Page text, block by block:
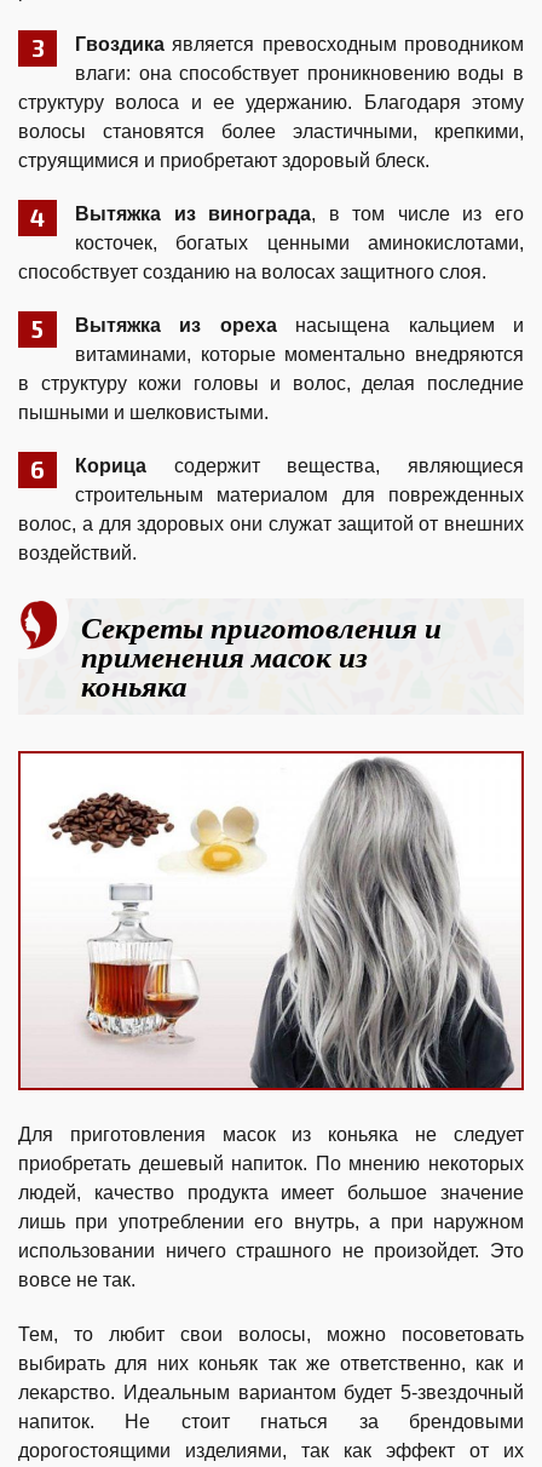
Гвоздика является превосходным проводником
влаги: она способствует проникновению воды в
структуру волоса и ее удержанию. Благодаря этому
волосы становятся более эластичными, крепкими,
струящимися и приобретают здоровый блеск.
Вытяжка из винограда, в том числе из его
косточек, богатых ценными аминокислотами,
способствует созданию на волосах защитного слоя.
Вытяжка из ореха
насыщена кальцием и
витаминами, которые моментально внедряются
в структуру кожи головы и волос, делая последние
пышными и шелковистыми.
Корица
содержит вещества, являющиеся
строительным материалом для поврежденных
волос, а для здоровых они служат защитой от внешних
воздействий.
Секреты приготовления и
применения масок из
коньяка
Для приготовления масок из коньяка не следует
приобретать дешевый напиток. По мнению некоторых
людей, качество продукта имеет большое значение
лишь при употреблении его внутрь, а при наружном
использовании ничего страшного не произойдет. Это
вовсе не так.
Тем, то любит свои волосы, можно посоветовать
выбирать для них коньяк так же ответственно, как и
лекарство. Идеальным вариантом будет 5-звездочный
напиток. Не стоит гнаться за брендовыми
дорогостоящими изделиями, так как эффект от их